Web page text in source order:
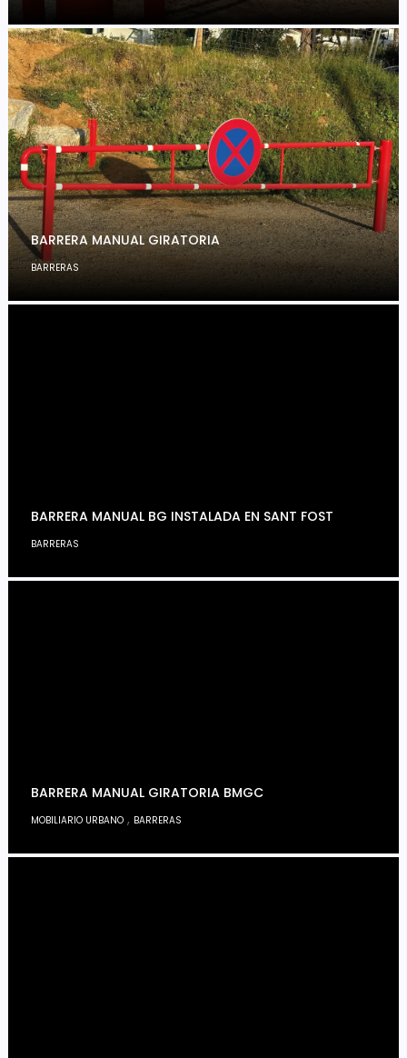
BARRERA MANUAL GIRATORIA
BARRERAS
BARRERA MANUAL BG INSTALADA EN SANT FOST
BARRERAS
BARRERA MANUAL GIRATORIA BMGC
MOBILIARIO URBANO , BARRERAS